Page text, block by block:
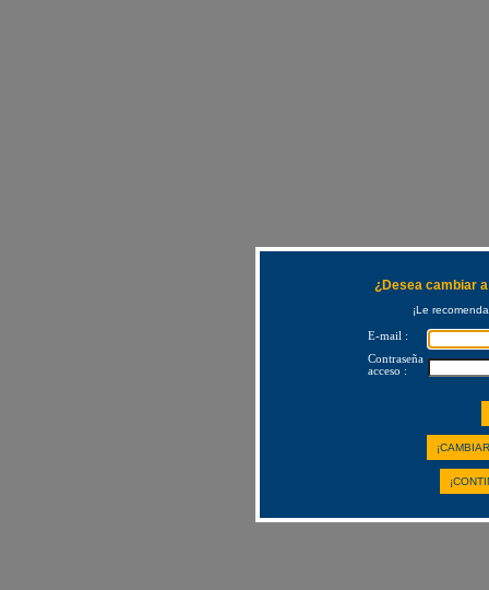
¿Desea cambiar
¡Le
E-mail :
Contraseña
acceso :